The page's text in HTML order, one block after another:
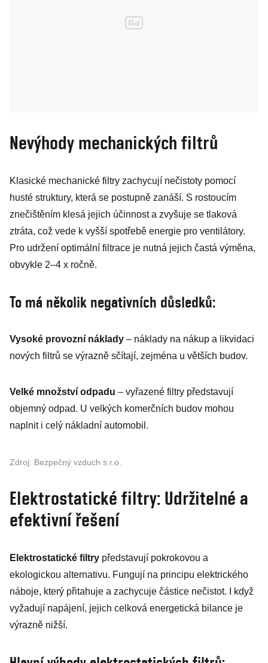
Nevýhody mechanických filtrů
Klasické mechanické filtry zachycují nečistoty pomocí
husté struktury, která se postupně zanáší. S rostoucím
znečištěním klesá jejich účinnost a zvyšuje se tlaková
ztráta, což vede k vyšší spotřebě energie pro ventilátory.
Pro udržení optimální filtrace je nutná jejich častá výměna,
obvykle 2–4 x ročně.
To má několik negativních důsledků:
Vysoké provozní náklady – náklady na nákup a likvidaci
nových filtrů se výrazně sčítají, zejména u větších budov.
Velké množství odpadu – vyřazené filtry představují
objemný odpad. U velkých komerčních budov mohou
naplnit i celý nákladní automobil.
Zdroj: Bezpečný vzduch s.r.o.
Elektrostatické filtry: Udržitelné a
efektivní řešení
Elektrostatické filtry představují pokrokovou a
ekologickou alternativu. Fungují na principu elektrického
náboje, který přitahuje a zachycuje částice nečistot. I když
vyžadují napájení, jejich celková energetická bilance je
výrazně nižší.